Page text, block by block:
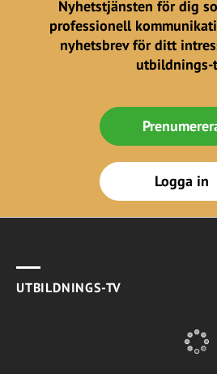
Nyhetstjänsten för dig
professionell
nyhetsbrev för ditt
utbildnings-
Logga in
UTBILDNINGS-TV